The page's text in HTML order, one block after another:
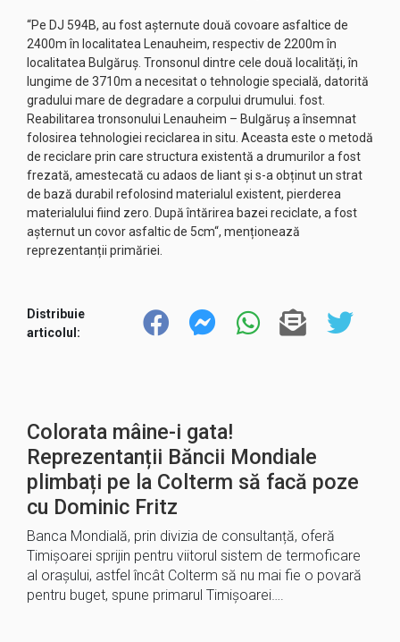
“Pe DJ 594B, au fost așternute două covoare asfaltice de
2400m în localitatea Lenauheim, respectiv de 2200m în
localitatea Bulgăruș. Tronsonul dintre cele două localități, în
lungime de 3710m a necesitat o tehnologie specială, datorită
gradului mare de degradare a corpului drumului. fost.
Reabilitarea tronsonului Lenauheim – Bulgăruș a însemnat
folosirea tehnologiei reciclarea in situ. Aceasta este o metodă
de reciclare prin care structura existentă a drumurilor a fost
frezată, amestecată cu adaos de liant și s-a obținut un strat
de bază durabil refolosind materialul existent, pierderea
materialului fiind zero. După întărirea bazei reciclate, a fost
așternut un covor asfaltic de 5cm“, menționează
reprezentanții primăriei.
Distribuie
articolul:
Colorata mâine-i gata!
Reprezentanții Băncii Mondiale
plimbați pe la Colterm să facă poze
cu Dominic Fritz
Banca Mondială, prin divizia de consultanță, oferă
Timișoarei sprijin pentru viitorul sistem de termoficare
al orașului, astfel încât Colterm să nu mai fie o povară
pentru buget, spune primarul Timișoarei….